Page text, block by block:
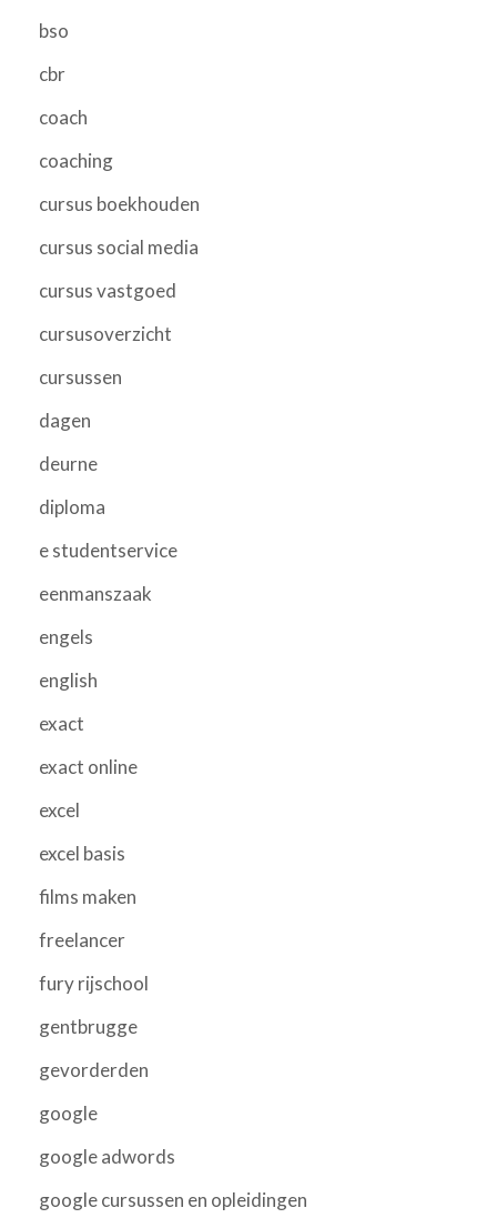
bso
cbr
coach
coaching
cursus boekhouden
cursus social media
cursus vastgoed
cursusoverzicht
cursussen
dagen
deurne
diploma
e studentservice
eenmanszaak
engels
english
exact
exact online
excel
excel basis
films maken
freelancer
fury rijschool
gentbrugge
gevorderden
google
google adwords
google cursussen en opleidingen